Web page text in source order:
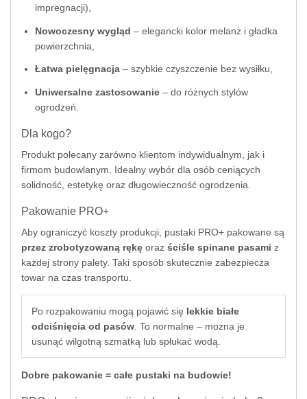
impregnacji),
Nowoczesny wygląd – elegancki kolor melanż i gładka
powierzchnia,
Łatwa pielęgnacja – szybkie czyszczenie bez wysiłku,
Uniwersalne zastosowanie – do różnych stylów
ogrodzeń.
Dla kogo?
Produkt polecany zarówno klientom indywidualnym, jak i
firmom budowlanym. Idealny wybór dla osób ceniących
solidność, estetykę oraz długowieczność ogrodzenia.
Pakowanie PRO+
Aby ograniczyć koszty produkcji, pustaki PRO+ pakowane są
przez zrobotyzowaną rękę oraz ściśle spinane pasami z
każdej strony palety. Taki sposób skutecznie zabezpiecza
towar na czas transportu.
Po rozpakowaniu mogą pojawić się lekkie białe
odciśnięcia od pasów . To normalne – można je
usunąć wilgotną szmatką lub spłukać wodą.
Dobre pakowanie = całe pustaki na budowie!